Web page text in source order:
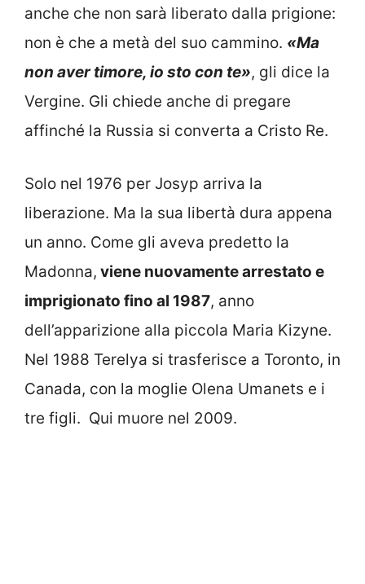
anche che non sarà liberato dalla prigione:
non è che a metà del suo cammino. «Ma
non aver timore, io sto con te», gli dice la
Vergine. Gli chiede anche di pregare
affinché la Russia si converta a Cristo Re.
Solo nel 1976 per Josyp arriva la
liberazione. Ma la sua libertà dura appena
un anno. Come gli aveva predetto la
Madonna, viene nuovamente arrestato e
imprigionato fino al 1987, anno
dell’apparizione alla piccola Maria Kizyne.
Nel 1988 Terelya si trasferisce a Toronto, in
Canada, con la moglie Olena Umanets e i
tre figli. Qui muore nel 2009.